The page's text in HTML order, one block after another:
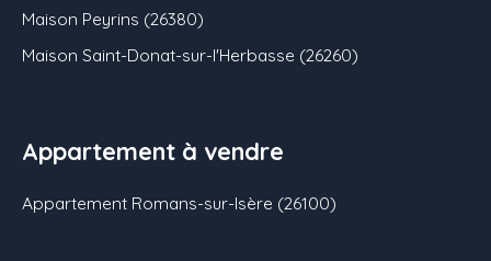
Maison Peyrins (26380)
Maison Saint-Donat-sur-l'Herbasse (26260)
Appartement à vendre
Appartement Romans-sur-Isère (26100)